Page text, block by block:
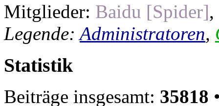
Mitglieder: Baidu [Spider],
Legende:Administratoren,
Statistik
Beiträge insgesamt: 35818